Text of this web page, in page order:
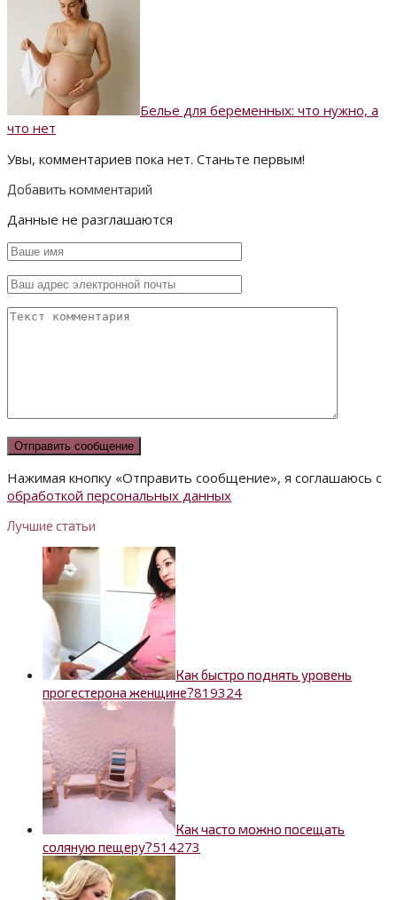
Белье для беременных: что нужно, а
что нет
Увы, комментариев пока нет. Станьте первым!
Добавить комментарий
Данные не разглашаются
Нажимая кнопку «Отправить сообщение», я соглашаюсь с
обработкой персональных данных
Лучшие статьи
Как быстро поднять уровень
прогестерона женщине?819324
Как часто можно посещать
соляную пещеру?514273